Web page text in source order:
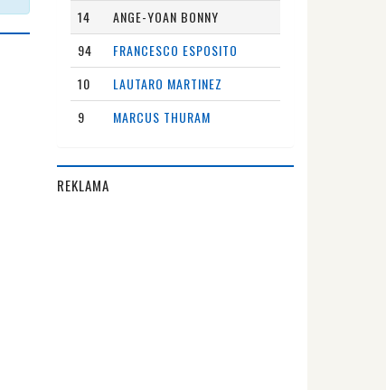
14
ANGE-YOAN BONNY
94
FRANCESCO ESPOSITO
10
LAUTARO MARTINEZ
9
MARCUS THURAM
REKLAMA